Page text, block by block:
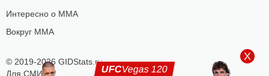
© 2019-2026 GIDStats.ru
Для СМИ
Интересно о ММА
Вокруг ММА
UFCVegas 120
X